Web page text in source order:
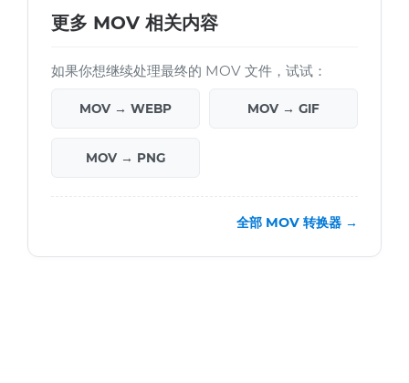
更多 MOV 相关内容
如果你想继续处理最终的 MOV 文件，试试：
MOV → WEBP MOV → GIF
MOV → PNG
全部 MOV 转换器 →